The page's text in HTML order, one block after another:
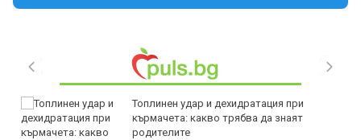
Топлинен удар и дехидратация при
кърмачета: какво трябва да знаят
родителите